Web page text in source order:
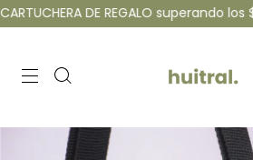
DE REGALO superando los $120.000